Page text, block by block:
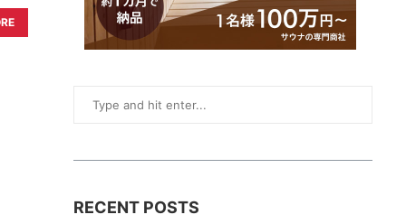
RECENT POSTS